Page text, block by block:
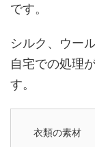
です。
シルク、ウー
自宅での処理
す。
衣類の素材